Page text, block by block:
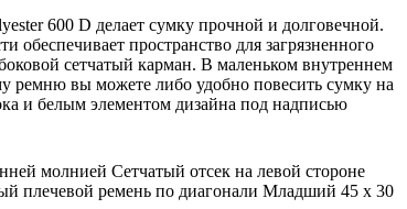
600 D делает сумку прочной и долговечной.
пространство для загрязненного
сетчатый карман. В маленьком внутреннем
ремню вы можете либо удобно повесить сумку на
и белым элементом дизайна под надписью
молнией Сетчатый отсек на левой стороне
плечевой ремень по диагонали Младший 45 х 30